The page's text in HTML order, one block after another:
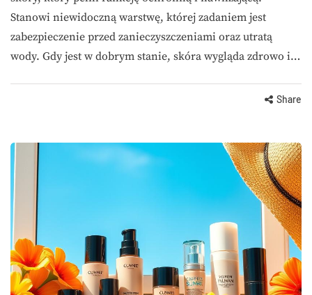
Stanowi niewidoczną warstwę, której zadaniem jest
zabezpieczenie przed zanieczyszczeniami oraz utratą
wody. Gdy jest w dobrym stanie, skóra wygląda zdrowo i…
Share